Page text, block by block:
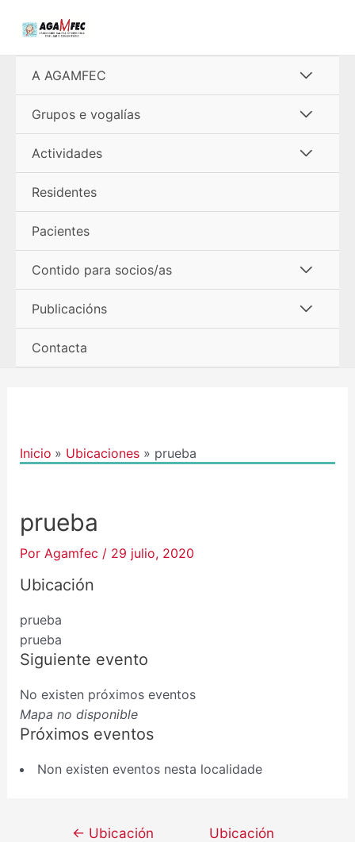
A AGAMFEC
menú
Grupos e vogalías
menú
Actividades
Residentes
Pacientes
Contido para socios/as
menú
Publicacións
Contacta
Inicio Ubicaciones prueba
prueba
Por Agamfec / 29 julio, 2020
Ubicación
prueba
prueba
Siguiente evento
No existen próximos eventos
Mapa no disponible
Próximos eventos
Non existen eventos nesta localidade
← Ubicación
Ubicación